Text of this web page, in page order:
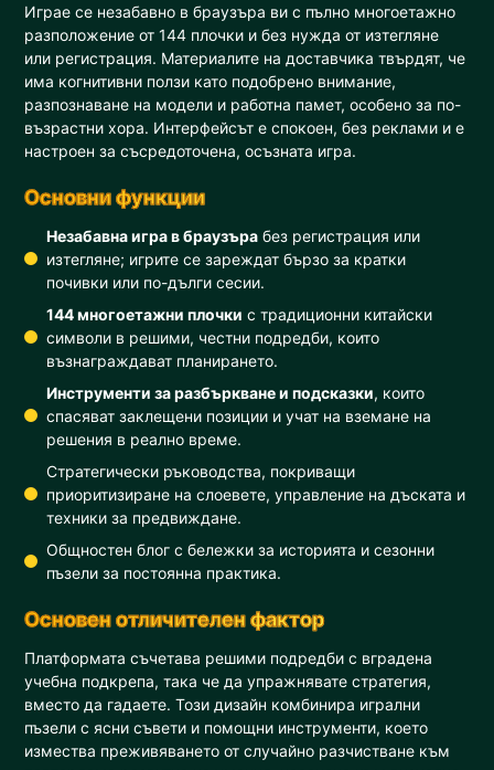
Играе се незабавно в браузъра ви с пълно многоетажно
разположение от 144 плочки и без нужда от изтегляне
или регистрация. Материалите на доставчика твърдят, че
има когнитивни ползи като подобрено внимание,
разпознаване на модели и работна памет, особено за по-
възрастни хора. Интерфейсът е спокоен, без реклами и е
настроен за съсредоточена, осъзната игра.
Основни функции
Незабавна игра в браузъра без регистрация или
изтегляне; игрите се зареждат бързо за кратки
почивки или по-дълги сесии.
144 многоетажни плочки с традиционни китайски
символи в решими, честни подредби, които
възнаграждават планирането.
Инструменти за разбъркване и подсказки, които
спасяват заклещени позиции и учат на вземане на
решения в реално време.
Стратегически ръководства, покриващи
приоритизиране на слоевете, управление на дъската и
техники за предвиждане.
Общностен блог с бележки за историята и сезонни
пъзели за постоянна практика.
Основен отличителен фактор
Платформата съчетава решими подредби с вградена
учебна подкрепа, така че да упражнявате стратегия,
вместо да гадаете. Този дизайн комбинира игрални
пъзели с ясни съвети и помощни инструменти, което
измества преживяването от случайно разчистване към